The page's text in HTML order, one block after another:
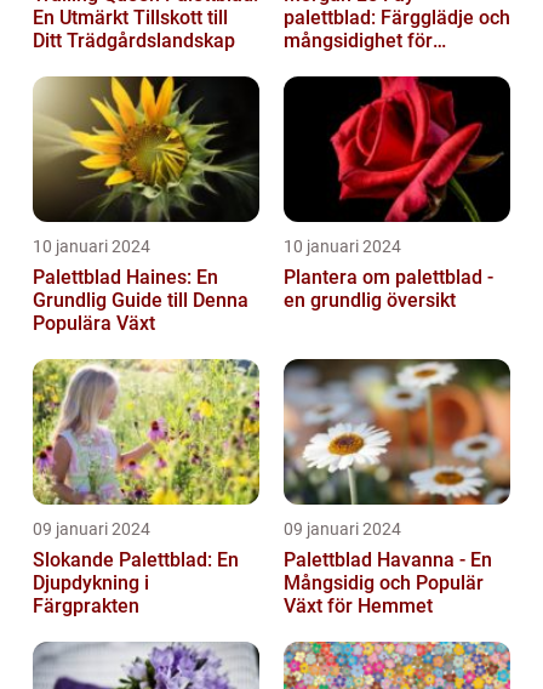
En Utmärkt Tillskott till
Ditt Trädgårdslandskap
palettblad: Färgglädje och
mångsidighet för
10 januari 2024
Palettblad Haines: En
Grundlig Guide till Denna
Populära Växt
10 januari 2024
Plantera om palettblad -
en grundlig översikt
09 januari 2024
Slokande Palettblad: En
Djupdykning i
Färgprakten
09 januari 2024
Palettblad Havanna - En
Mångsidig och Populär
Växt för Hemmet